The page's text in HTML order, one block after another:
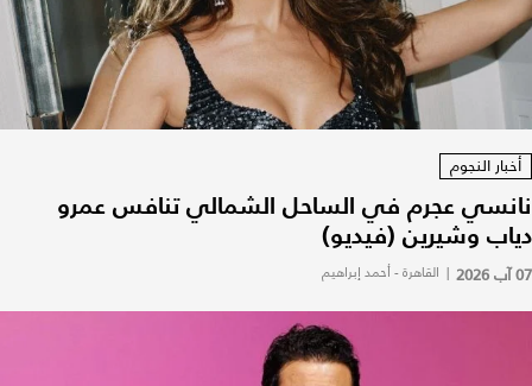
أخبار النجوم
نانسي عجرم في الساحل الشمالي تنافس عمرو
دياب وشيرين (فيديو)
07 آب 2026 | القاهرة - أحمد إبراهيم